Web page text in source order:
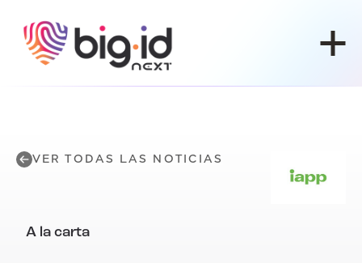
VER TODAS LAS NOTICIAS
A la carta